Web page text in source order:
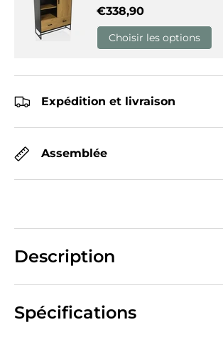
Prix habituel
€338,90
Choisir les options
Expédition et livraison
Assemblée
Description
Spécifications